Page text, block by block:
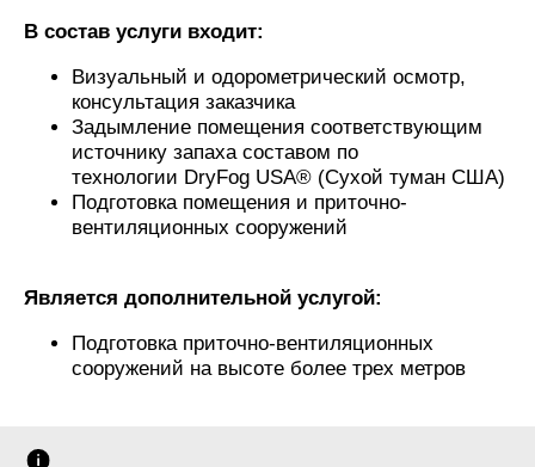
В состав услуги входит:
Визуальный и одорометрический осмотр,
консультация заказчика
Задымление помещения соответствующим
источнику запаха составом по
технологии DryFog USA® (Сухой туман США)
Подготовка помещения и приточно-
вентиляционных сооружений
Является дополнительной услугой:
Подготовка приточно-вентиляционных
сооружений на высоте более трех метров